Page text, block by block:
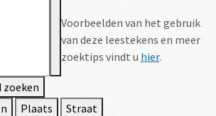
Voorbeelden van het gebruik
van deze leestekens en meer
zoektips vindt u hier.
zoeken
Plaats
Straat